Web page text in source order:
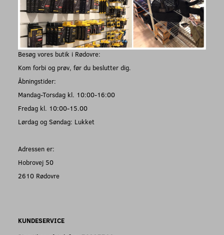
Besøg vores butik i Rødovre:
Kom forbi og prøv, før du beslutter dig.
Åbningstider:
Mandag-Torsdag kl. 10:00-16:00
Fredag kl. 10:00-15.00
Lørdag og Søndag: Lukket
Adressen er:
Hobrovej 50
2610 Rødovre
KUNDESERVICE